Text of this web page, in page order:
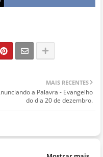
MAIS RECENTES
a Palavra - Evangelho
do dia 20 de dezembro.